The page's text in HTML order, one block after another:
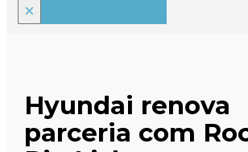
×
Hyundai renova
parceria com